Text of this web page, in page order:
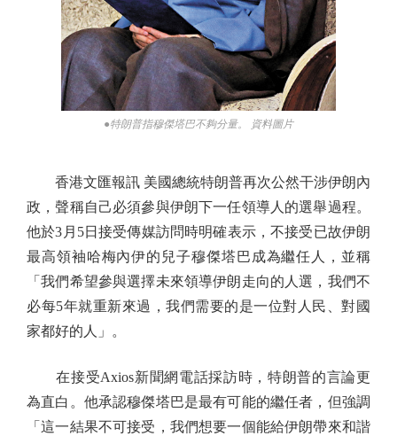
●特朗普指穆傑塔巴不夠分量。 資料圖片
香港文匯報訊 美國總統特朗普再次公然干涉伊朗內
政，聲稱自己必須參與伊朗下一任領導人的選舉過程。
他於3月5日接受傳媒訪問時明確表示，不接受已故伊朗
最高領袖哈梅內伊的兒子穆傑塔巴成為繼任人，並稱
「我們希望參與選擇未來領導伊朗走向的人選，我們不
必每5年就重新來過，我們需要的是一位對人民、對國
家都好的人」。
在接受Axios新聞網電話採訪時，特朗普的言論更
為直白。他承認穆傑塔巴是最有可能的繼任者，但強調
「這一結果不可接受，我們想要一個能給伊朗帶來和諧